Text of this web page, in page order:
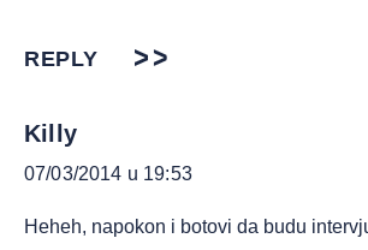
REPLY
Killy
07/03/2014 u 19:53
Heheh, napokon i botovi da budu